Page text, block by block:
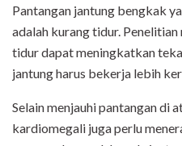
Pantangan jantung bengkak
adalah kurang tidur.
tidur dapat meningkatkan
jantung harus bekerja lebih
Selain menjauhi pantangan di
kardiomegali juga perlu